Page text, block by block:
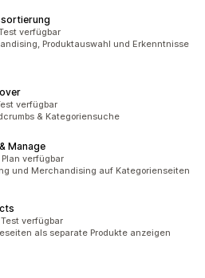
verfügbar
Produktauswahl und Erkenntnisse
verfügbar
& Kategoriensuche
Manage
verfügbar
und Merchandising auf Kategorienseiten
verfügbar
als separate Produkte anzeigen